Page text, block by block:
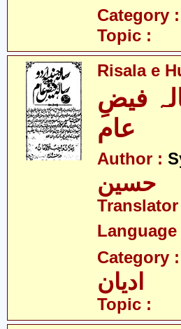
Category :
Topic :
Risala e
فیضِ
عام
Author :
حسین
Translator
Language
Category :
ادیان
Topic :